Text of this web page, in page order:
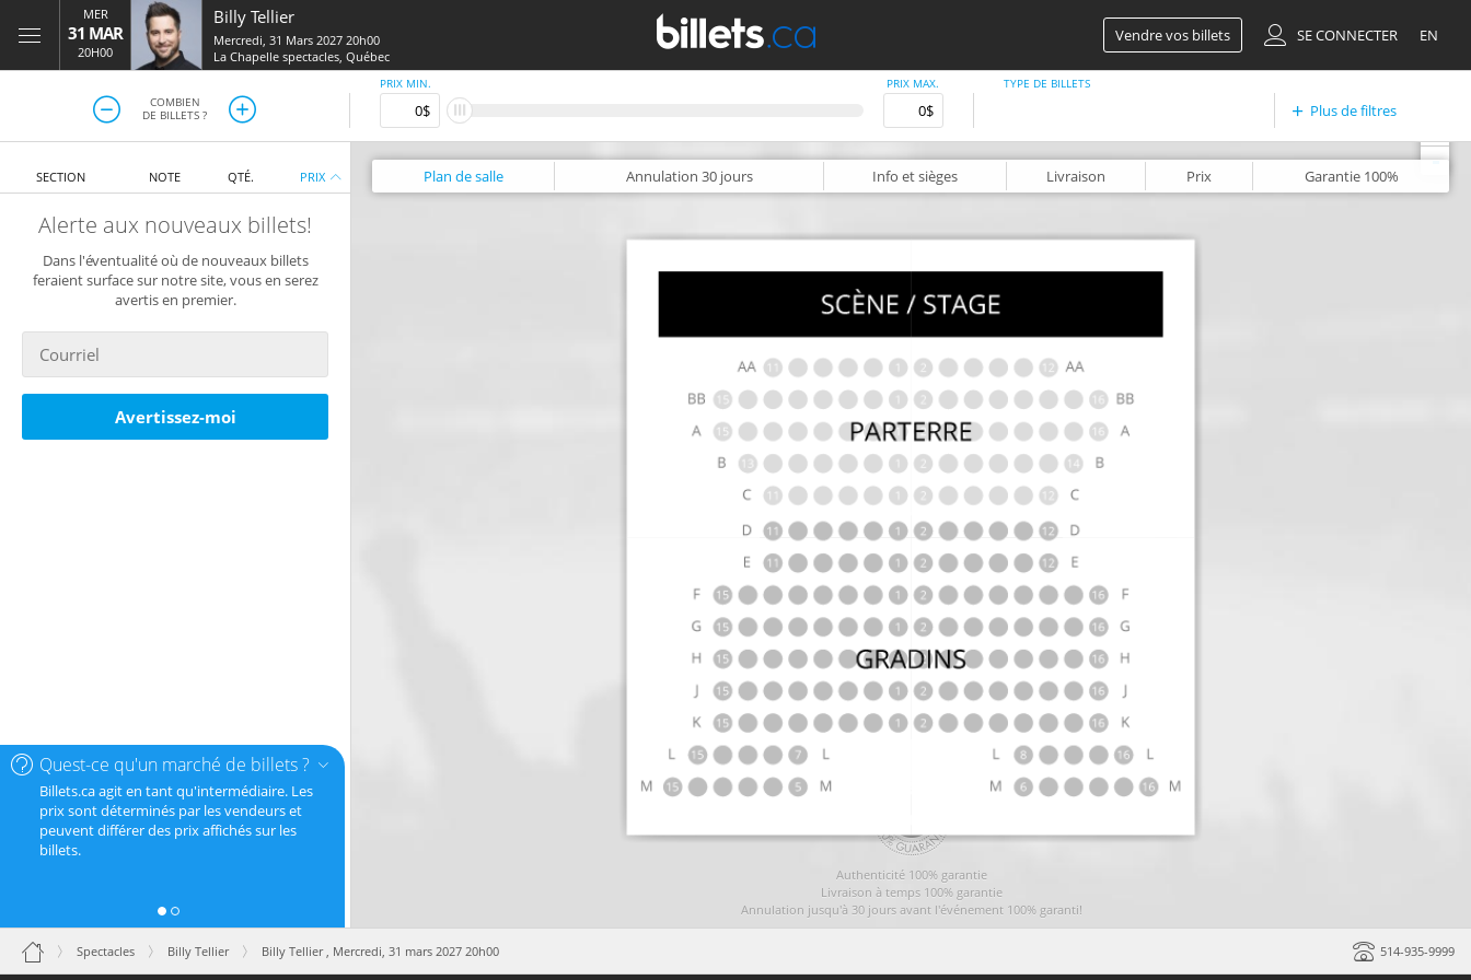
MER
31 MAR
20H00
Billy Tellier
Mercredi, 31 Mars 2027 20h00
La Chapelle spectacles, Québec
Vendre vos billets SE CONNECTER EN
COMBIEN
DE BILLETS ?
PRIX MIN. PRIX MAX. TYPE DE BILLETS
Plus de filtres
Quest-ce qu'un marché de billets ?
Billets.ca agit en tant qu'intermédiaire. Les
prix sont déterminés par les vendeurs et
peuvent différer des prix affichés sur les
billets.
SECTION NOTE QTÉ. PRIX
Alerte aux nouveaux billets!
Dans l'éventualité où de nouveaux billets
feraient surface sur notre site, vous en serez
avertis en premier.
Avertissez-moi
Plan de salle Annulation 30 jours Info et sièges Livraison Prix Garantie 100%
Authenticité 100% garantie
Livraison à temps 100% garantie
Annulation jusqu'à 30 jours avant l'événement 100% garanti!
-
Spectacles Billy Tellier Billy Tellier , Mercredi, 31 mars 2027 20h00 514-935-9999